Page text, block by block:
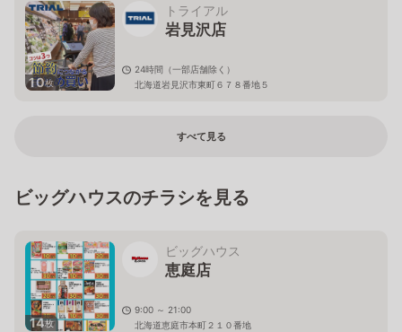
10枚
トライアル
岩見沢店
24時間（一部店舗除く）
北海道岩見沢市東町６７８番地５
すべて見る
ビッグハウスのチラシを見る
14枚
ビッグハウス
恵庭店
9:00 ～ 21:00
北海道恵庭市本町２１０番地